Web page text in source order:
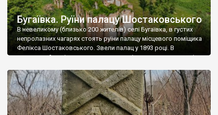
Бугаївка. Руїни палацу Шостаковського
В невеликому (близько 200 жителів) селі Бугаївка, в густих
непролазних чагарях стоять руїни палацу місцевого поміщика
Фелікса Шостаковського. Звели палац у 1893 році. В
радянський період у ньому спочатку містилася школа, потім
століття тут розмістили туберкульозну лікарню. Коли із
палацу виїхала лікарня – ми точно не […]